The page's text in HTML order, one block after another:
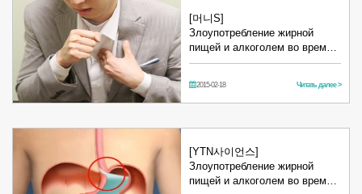
[머니S]
Злоупотребление жирной
пищей и алкоголем во врем…
2015-02-18 Читать далее >
[YTN사이언스]
Злоупотребление жирной
пищей и алкоголем во врем…